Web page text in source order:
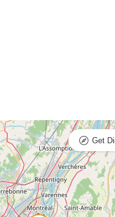
Get